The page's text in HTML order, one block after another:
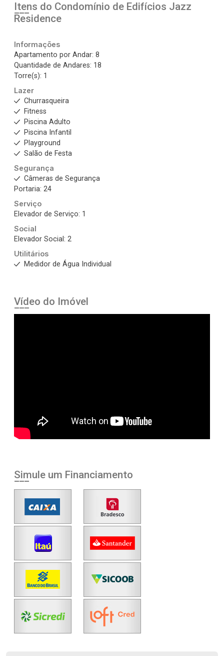
Itens do Condomínio de Edifícios Jazz
Residence
Informações
Apartamento por Andar: 8
Quantidade de Andares: 18
Torre(s): 1
Lazer
Churrasqueira
Fitness
Piscina Adulto
Piscina Infantil
Playground
Salão de Festa
Segurança
Câmeras de Segurança
Portaria: 24
Serviço
Elevador de Serviço: 1
Social
Elevador Social: 2
Utilitários
Medidor de Água Individual
Vídeo do Imóvel
Simule um Financiamento